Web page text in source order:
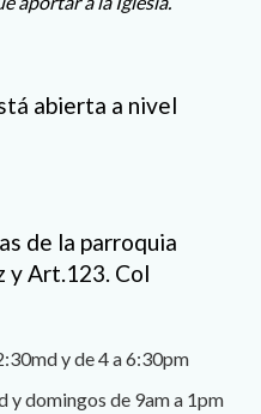
abierta a nivel
de la parroquia
y Art.123. Col
y de 4 a 6:30pm
y domingos de 9am a 1pm